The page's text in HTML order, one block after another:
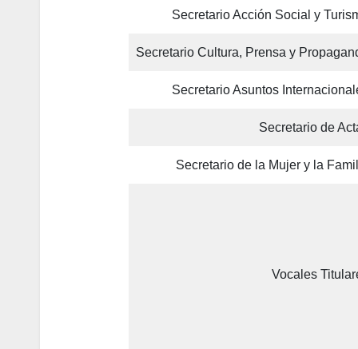
Secretario Acción Social y
Secretario Cultura, Prensa y
Secretario Asuntos
Secretario de
Secretario de la Mujer y la
Vocales